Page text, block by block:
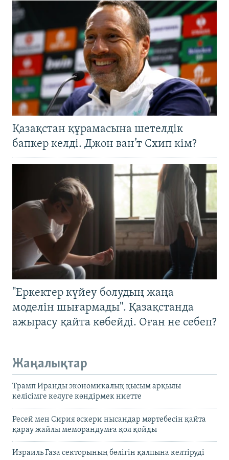
Қазақстан құрамасына шетелдік
бапкер келді. Джон ван’т Схип кім?
"Еркектер күйеу болудың жаңа
моделін шығармады". Қазақстанда
ажырасу қайта көбейді. Оған не себеп?
Жаңалықтар
Трамп Иранды экономикалық қысым арқылы
келісімге келуге көндірмек ниетте
Ресей мен Сирия әскери нысандар мәртебесін қайта
қарау жайлы меморандумға қол қойды
Израиль Газа секторының бөлігін қалпына келтіруді